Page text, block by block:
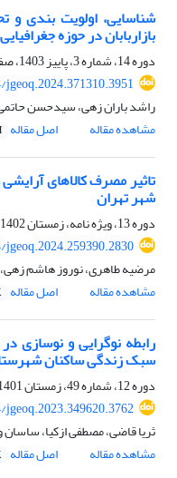
شناسایی، اولویت بندی
بازاربابان در حوزه
دوره 14، شماره 3، پاییز 1403، صفحه
راشد باران زهی، سیدحسن
مشاهده مقاله
اصل مقاله
تاثیر مصرف کالاهای
شهر تهران
دوره 13، ویژه نامه، زمستان 1402، صفحه
jgeoq.2024.259390.2830
مرضیه طاهری، نوروز هاشم
مشاهده مقاله
اصل مقاله
رابطه نوگرایی و نوسازی
سبک زندگی ساکنان
دوره 12، شماره 49، زمستان 1401، صفحه
jgeoq.2023.349620.3762
ثریا قاضی، مصطفی ازکیا، ساسان
مشاهده مقاله
اصل مقاله